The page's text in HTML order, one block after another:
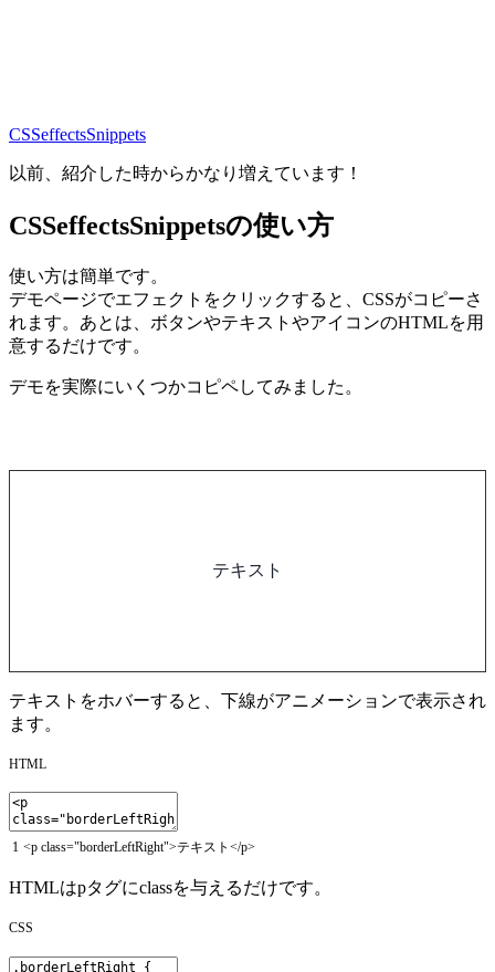
CSSeffectsSnippets
以前、紹介した時からかなり増えています！
CSSeffectsSnippetsの使い方
使い方は簡単です。
デモページでエフェクトをクリックすると、CSSがコピーさ
れます。あとは、ボタンやテキストやアイコンのHTMLを用
意するだけです。
デモを実際にいくつかコピペしてみました。
テキスト
テキストをホバーすると、下線がアニメーションで表示され
ます。
HTML
1 <p class="borderLeftRight">テキスト </p>
HTMLはpタグにclassを与えるだけです。
CSS